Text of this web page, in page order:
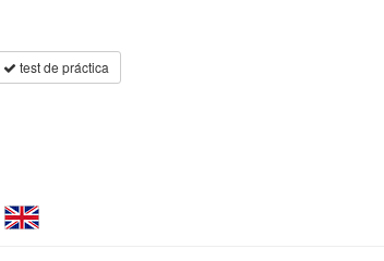
test de práctica